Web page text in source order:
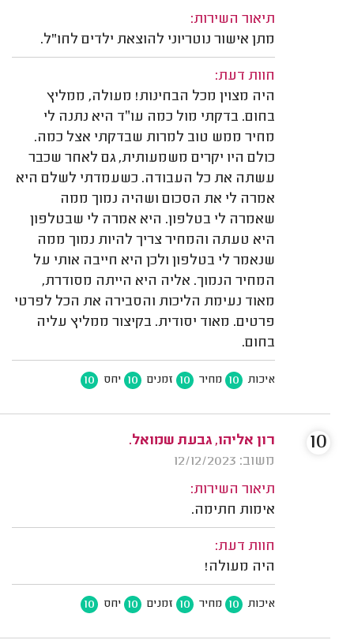
תיאור השירות:
מתן אישור נוטריוני להוצאת ילדים לחו"ל.
חוות דעת:
היה מצוין מכל הבחינות! מעולה, ממליץ
בחום. בדקתי מול כמה עו״ד היא נתנה לי
מחיר ממש טוב למרות שבדקתי אצל כמה.
כולם היו יקרים משמעותית, גם לאחר שכבר
עשתה את כל העבודה. כשעמדתי לשלם היא
אמרה לי את הסכום ושהיה נמוך ממה
שאמרה לי בטלפון. היא אמרה לי שבטלפון
היא טעתה והמחיר צריך להיות נמוך ממה
שנאמר לי בטלפון ולכן היא חייבה אותי על
המחיר הנמוך. אליה היא הייתה מסודרת,
מאוד נעימת הליכות והסבירה את הכל לפרטי
פרטים. מאוד יסודית. בקיצור ממליץ עליה
בחום.
איכות 10 מחיר 10 זמנים 10 יחס 10
רון אליהו, גבעת שמואל.
משוב: 12/12/2023
תיאור השירות:
אימות חתימה.
חוות דעת:
היה מעולה!
איכות 10 מחיר 10 זמנים 10 יחס 10
10